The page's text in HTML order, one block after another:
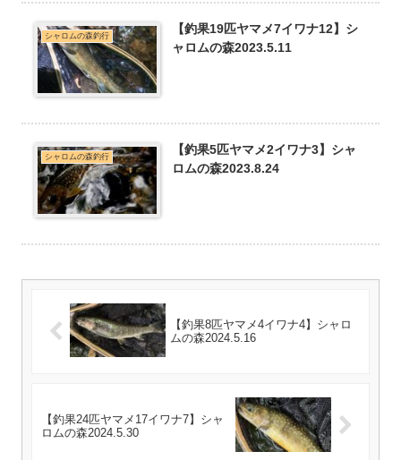
シャロムの森釣行
【釣果19匹ヤマメ7イワナ12】シ
ャロムの森2023.5.11
シャロムの森釣行
【釣果5匹ヤマメ2イワナ3】シャ
ロムの森2023.8.24
【釣果8匹ヤマメ4イワナ4】シャロ
ムの森2024.5.16
【釣果24匹ヤマメ17イワナ7】シャ
ロムの森2024.5.30